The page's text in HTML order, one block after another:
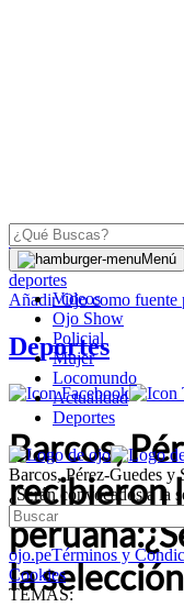
Menú
Videos
Ojo Show
Policial
Mujer
Locomundo
Actualidad
Deportes
Barcos, Pérez-Guedes y
¿Serán convocados a la
ojo.peTérminos y
Cookies
TEMAS:
OJO
deportes
AñadirOjocomo fuente
Deportes
Barcos,
recibieron
la